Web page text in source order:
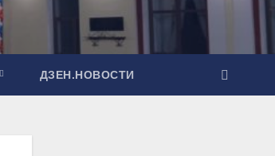
ДЗЕН.НОВОСТИ